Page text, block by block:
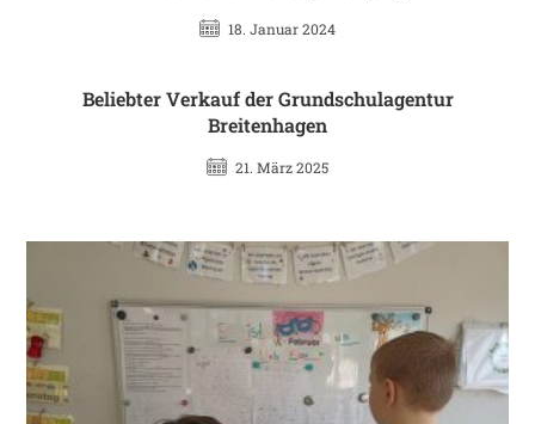
18. Januar 2024
Beliebter Verkauf der Grundschulagentur
Breitenhagen
21. März 2025